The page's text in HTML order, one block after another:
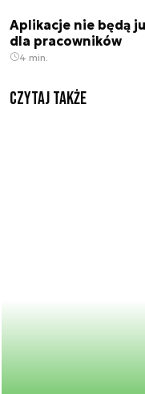
Aplikacje nie będą
dla pracowników
4 min.
Czytaj także